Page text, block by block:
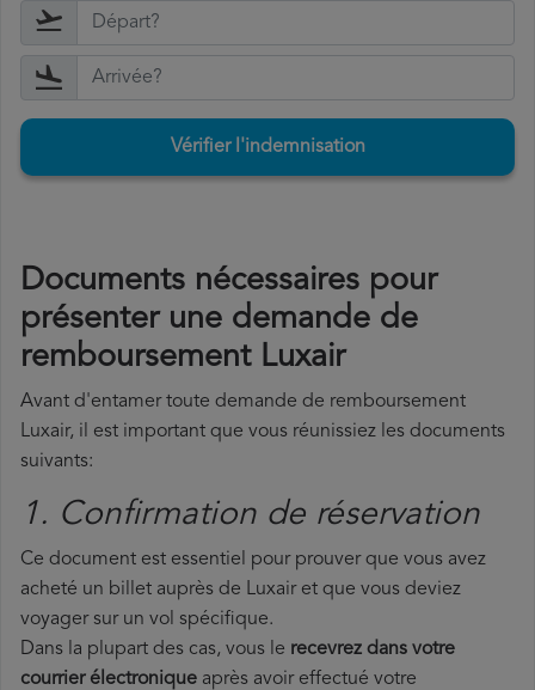
Vérifier l'indemnisation
Documents nécessaires pour
présenter une demande de
remboursement Luxair
Avant d'entamer toute demande de remboursement
Luxair, il est important que vous réunissiez les documents
suivants:
1. Confirmation de réservation
Ce document est essentiel pour prouver que vous avez
acheté un billet auprès de Luxair et que vous deviez
voyager sur un vol spécifique.
Dans la plupart des cas, vous le recevrez dans votre
courrier électronique après avoir effectué votre